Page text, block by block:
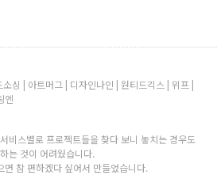
싱 | 아트머그 | 디자인나인 | 원티드긱스 | 위프 |
엔
비스별로 프로젝트들을 찾다 보니 놓치는 경우도
는 것이 어려웠습니다.
참 편하겠다 싶어서 만들었습니다.